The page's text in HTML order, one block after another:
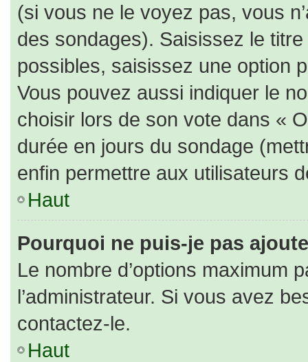
(si vous ne le voyez pas, vous
des sondages). Saisissez le
possibles, saisissez une option
Vous pouvez aussi indiquer le
choisir lors de son vote dans «
durée en jours du sondage
enfin permettre aux utilisateurs
Haut
Pourquoi ne puis-je pas
Le nombre d’options maximum
l’administrateur. Si vous avez
contactez-le.
Haut